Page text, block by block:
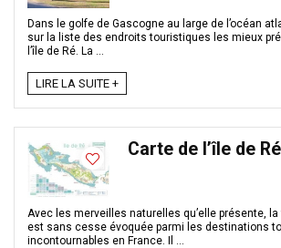
Dans le golfe de Gascogne au large de l’océan
sur la liste des endroits touristiques les mieux
l’île de Ré. La ...
LIRE LA SUITE +
Carte de l’île de Ré
Avec les merveilles naturelles qu’elle présente,
est sans cesse évoquée parmi les destinations
incontournables en France. Il ...